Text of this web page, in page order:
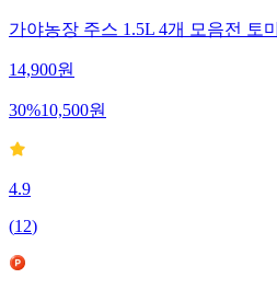
가야농장 주스 1.5L 4개 모음전 토
14,900원
30%10,500원
4.9
(12)